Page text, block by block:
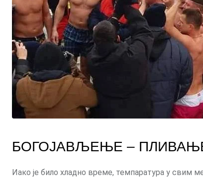
БОГОЈАВЉЕЊЕ –
Иако је било хладно време, темпаратура у свим